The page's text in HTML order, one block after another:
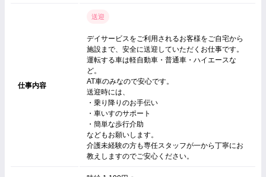
仕事内容
送迎
デイサービスをご利用されるお客様をご自宅から
施設まで、安全に送迎していただくお仕事です。
運転する車は軽自動車・普通車・ハイエースな
ど。
AT車のみなので安心です。
送迎時には、
・乗り降りのお手伝い
・車いすのサポート
・簡単な歩行介助
などもお願いします。
介護未経験の方も専任スタッフが一から丁寧にお
教えしますのでご安心ください。